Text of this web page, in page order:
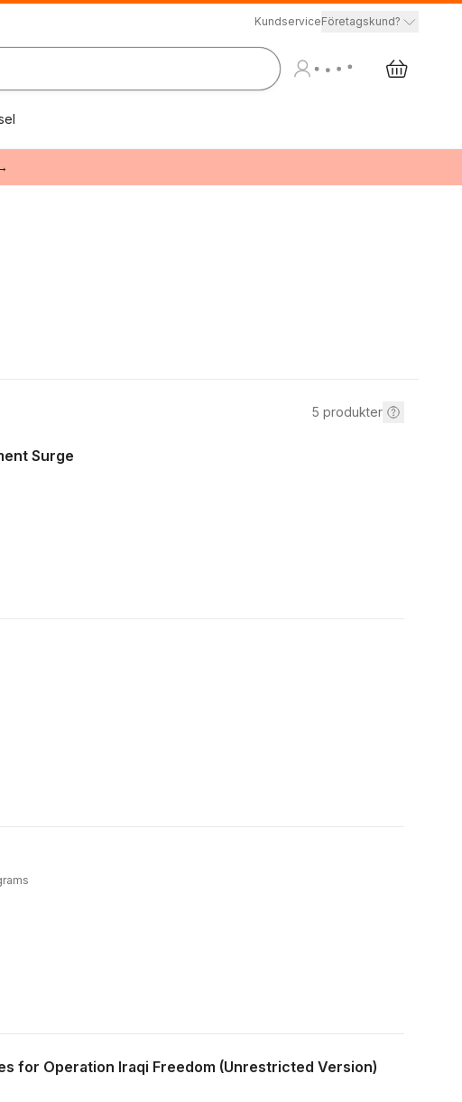
KundserviceFöretagskund?
5 produkter
Surge
for Operation Iraqi Freedom (Unrestricted Version)